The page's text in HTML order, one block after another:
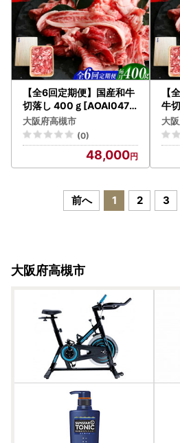
【全6回定期便】国産和牛
切落し 400ｇ[AOAI047]
切り落とし
大阪府高槻市
(0)
48,000
【
牛
8]
大
前へ 1 2 3
大阪府高槻市